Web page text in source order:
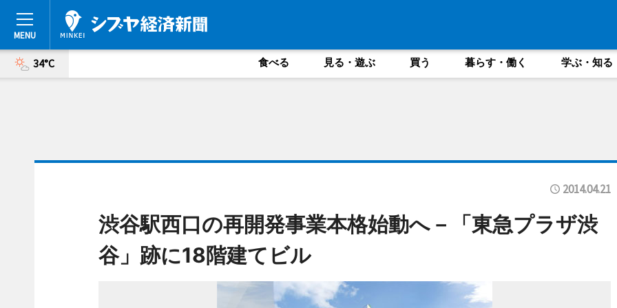
34°C 食べる 見る・遊ぶ 買う 暮らす・働く 学ぶ・知る
2014.04.21
渋谷駅西口の再開発事業本格始動へ－「東急プラザ渋
谷」跡に18階建てビル